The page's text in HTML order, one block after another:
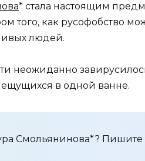
* стала настоящим
того, как русофобство
людей.
неожиданно
в одной ванне.
Смольянинова*? Пишите